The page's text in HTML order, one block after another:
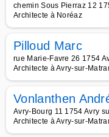
chemin Sous Pierraz 12
Architecte à Noréaz
Pilloud Marc
rue Marie-Favre 26 1754
Architecte à Avry-sur-
Vonlanthen
Avry-Bourg 11 1754 Avry
Architecte à Avry-sur-